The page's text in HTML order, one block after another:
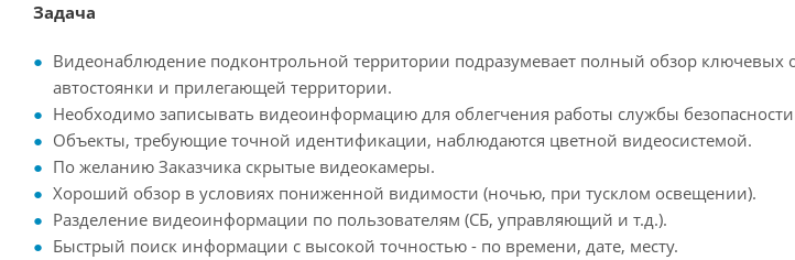
Задача
Видеонаблюдение подконтрольной территории подразумевает полный обзор ключевых
автостоянки и прилегающей территории.
Необходимо записывать видеоинформацию для облегчения работы службы
Объекты, требующие точной идентификации, наблюдаются цветной видеосистемой.
По желанию Заказчика скрытые видеокамеры.
Хороший обзор в условиях пониженной видимости (ночью, при тусклом освещении).
Разделение видеоинформации по пользователям (СБ, управляющий и т.д.).
Быстрый поиск информации с высокой точностью - по времени, дате, месту.